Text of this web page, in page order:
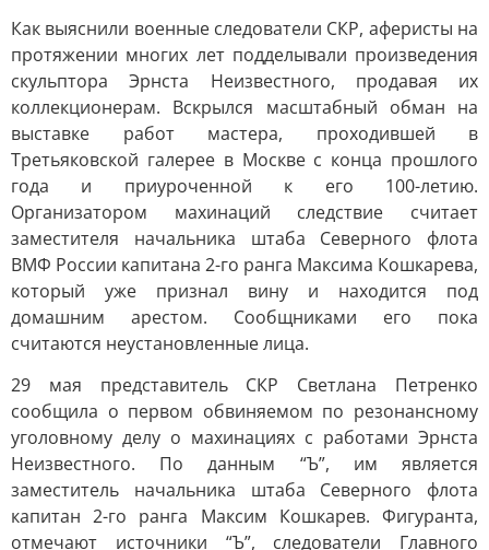
Как выяснили военные следователи СКР, аферисты на
протяжении многих лет подделывали произведения
скульптора Эрнста Неизвестного, продавая их
коллекционерам. Вскрылся масштабный обман на
выставке работ мастера, проходившей в
Третьяковской галерее в Москве с конца прошлого
года и приуроченной к его 100-летию.
Организатором махинаций следствие считает
заместителя начальника штаба Северного флота
ВМФ России капитана 2-го ранга Максима Кошкарева,
который уже признал вину и находится под
домашним арестом. Сообщниками его пока
считаются неустановленные лица.
29 мая представитель СКР Светлана Петренко
сообщила о первом обвиняемом по резонансному
уголовному делу о махинациях с работами Эрнста
Неизвестного. По данным “Ъ”, им является
заместитель начальника штаба Северного флота
капитан 2-го ранга Максим Кошкарев. Фигуранта,
отмечают источники “Ъ”, следователи Главного